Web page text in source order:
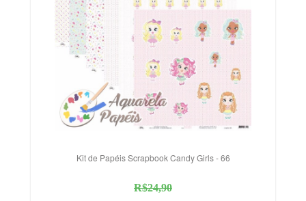
Kit de Papéis Scrapbook Candy Girls - 66
R$24,90